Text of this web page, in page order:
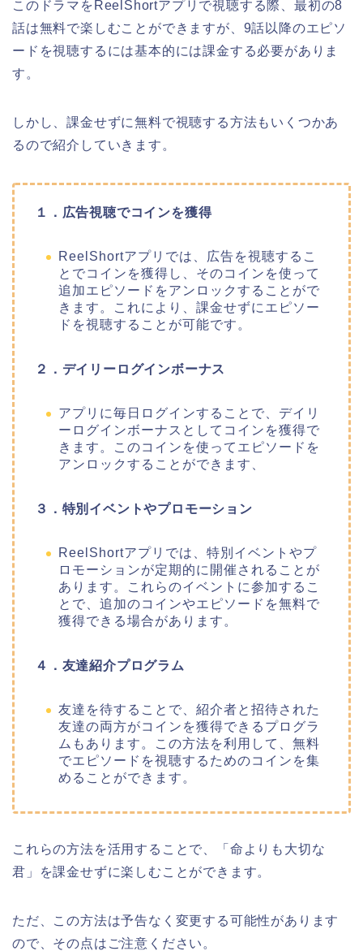
このドラマをReelShortアプリで視聴する際、最初の8
話は無料で楽しむことができますが、9話以降のエピソ
ードを視聴するには基本的には課金する必要がありま
す。
しかし、課金せずに無料で視聴する方法もいくつかあ
るので紹介していきます。
１．広告視聴でコインを獲得
ReelShortアプリでは、広告を視聴するこ
とでコインを獲得し、そのコインを使って
追加エピソードをアンロックすることがで
きます。これにより、課金せずにエピソー
ドを視聴することが可能です。
２．デイリーログインボーナス
アプリに毎日ログインすることで、デイリ
ーログインボーナスとしてコインを獲得で
きます。このコインを使ってエピソードを
アンロックすることができます、
３．特別イベントやプロモーション
ReelShortアプリでは、特別イベントやプ
ロモーションが定期的に開催されることが
あります。これらのイベントに参加するこ
とで、追加のコインやエピソードを無料で
獲得できる場合があります。
４．友達紹介プログラム
友達を待することで、紹介者と招待された
友達の両方がコインを獲得できるプログラ
ムもあります。この方法を利用して、無料
でエピソードを視聴するためのコインを集
めることができます。
これらの方法を活用することで、
「命よりも大切な
君 」 を課金せずに楽しむことができます。
ただ、この方法は予告なく変更する可能性があります
ので、その点はご注意ください。